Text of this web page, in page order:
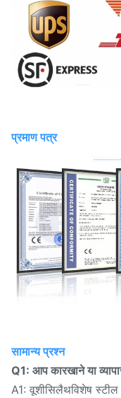
प्रमाण पत्र
सामान्य प्रश्न
Q1: आप कारखाने या
A1: वूशीसिलैथविशेष